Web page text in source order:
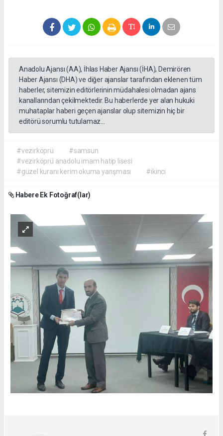
Anadolu Ajansı (AA), İhlas Haber Ajansı (İHA), Demirören
Haber Ajansı (DHA) ve diğer ajanslar tarafından eklenen tüm
haberler, sitemizin editörlerinin müdahalesi olmadan ajans
kanallarından çekilmektedir. Bu haberlerde yer alan hukuki
muhataplar haberi geçen ajanslar olup sitemizin hiç bir
editörü sorumlu tutulamaz...
#vezirköprü
#samsun
#vezirköprü anadolu imam hatip lisesi
#güzel kuranı kerim okuma yarışması
#ikinci
Habere Ek Fotoğraf(lar)